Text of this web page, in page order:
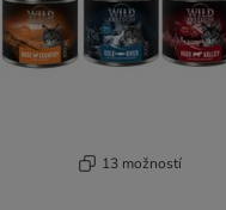
13 možností